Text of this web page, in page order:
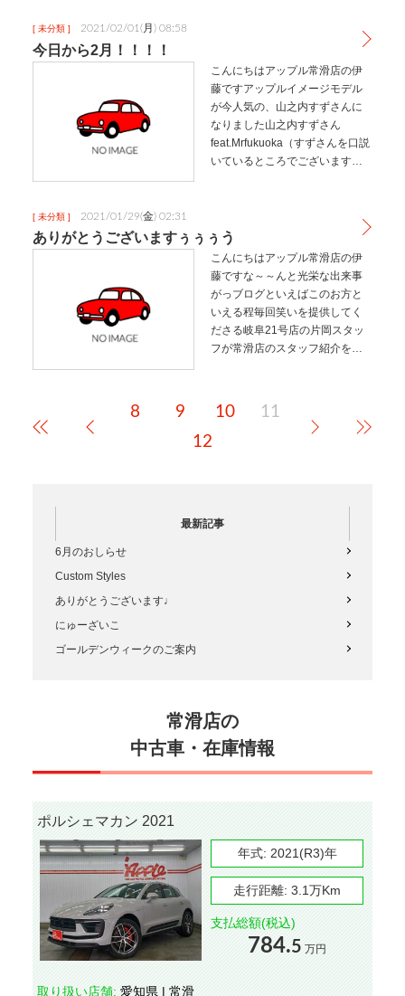
ですが…
[ 未分類 ] 2021/02/01(月) 08:58
今日から2月！！！！
こんにちはアップル常滑店の伊
藤ですアップルイメージモデル
が今人気の、山之内すずさんに
なりました山之内すずさん
feat.Mrfukuoka（すずさんを口説
いているところでございます）
びによく行っていたのでとて
も…
[ 未分類 ] 2021/01/29(金) 02:31
ありがとうございますぅぅぅう
こんにちはアップル常滑店の伊
藤ですな～～んと光栄な出来事
がっブログといえばこのお方と
いえる程毎回笑いを提供してく
ださる岐阜21号店の片岡スタッ
フが常滑店のスタッフ紹介をし
ていたり、、とおもしろいので
是非checkしてください↓https…
8 9 10
11
12
最新記事
6月のおしらせ
Custom Styles
ありがとうございます♩
にゅーざいこ
ゴールデンウィークのご案内
常滑店の
中古車・在庫情報
ポルシェマカン 2021
年式: 2021(R3)年
走行距離: 3.1万Km
支払総額(税込)
784.5 万円
取り扱い店舗: 愛知県 | 常滑